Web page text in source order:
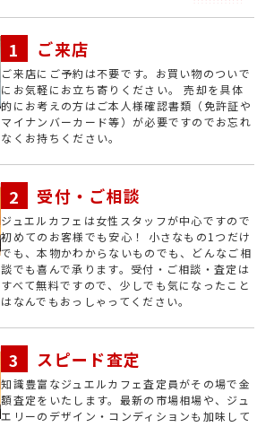
ご来店
ご来店にご予約は不要です。お買い物のついで
にお気軽にお立ち寄りください。 売却を具体
的にお考えの方はご本人様確認書類（免許証や
マイナンバーカード等）が必要ですのでお忘れ
なくお持ちください。
受付・ご相談
ジュエルカフェは女性スタッフが中心ですので
初めてのお客様でも安心！ 小さなもの1つだけ
でも、本物かわからないものでも、どんなご相
談でも喜んで承ります。受付・ご相談・査定は
すべて無料ですので、少しでも気になったこと
はなんでもおっしゃってください。
スピード査定
知識豊富なジュエルカフェ査定員がその場で金
額査定をいたします。最新の市場相場や、ジュ
エリーのデザイン・コンディションも加味して